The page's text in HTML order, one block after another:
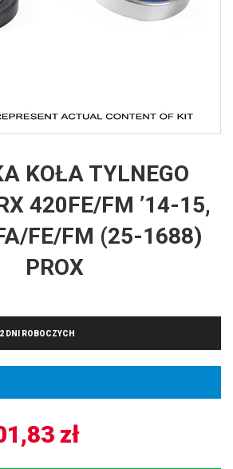
KOŁA TYLNEGO
420FE/FM ’14-15,
FE/FM (25-1688)
PROX
DNI ROBOCZYCH
zł